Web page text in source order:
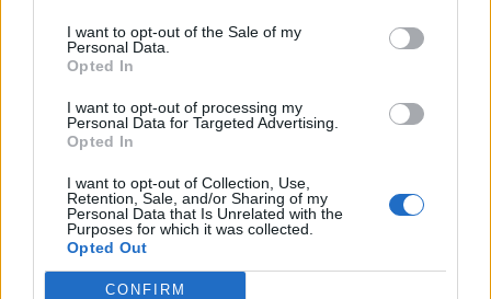
I want to opt-out of the Sale of my
Personal Data.
Opted In
I want to opt-out of processing my
Personal Data for Targeted Advertising.
Opted In
I want to opt-out of Collection, Use,
Retention, Sale, and/or Sharing of my
Personal Data that Is Unrelated with the
Purposes for which it was collected.
Opted Out
CONFIRM
Autore
Redazione Fantacalcio.it